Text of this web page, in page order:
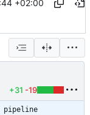
+02:00
+31 -19
pipeline